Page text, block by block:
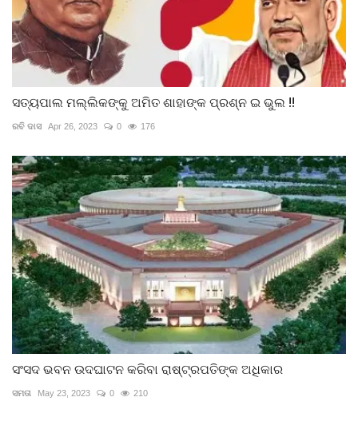
ସତ୍ୟପାଲ ମଲ୍ଲିକଙ୍କୁ ଅମିତ ଶାହାଙ୍କ ପ୍ରଶ୍ନ ଇ ଭୁଲ !!
ରବି ଦାସ Apr 26, 2023 0 176
ସଂସଦ ଭବନ ଉଦଘାଟନ କରିବା ରାଷ୍ଟ୍ରପତିଙ୍କ ଅଧିକାର
ସମତା May 23, 2023 0 210